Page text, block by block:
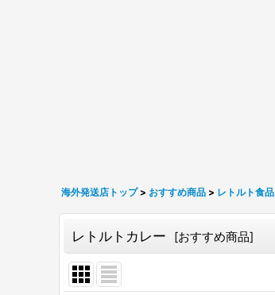
海外発送店トップ > おすすめ商品 > レトルト食品
レトルトカレー [おすすめ商品]